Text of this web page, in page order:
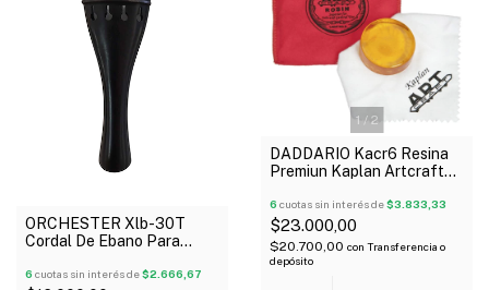
ORCHESTER Xlb-30T
Cordal De Ebano Para
6 cuotas sin interés de$2.666,67
1 / 2
DADDARIO Kacr6 Resina
Premiun Kaplan Artcraft
6 cuotas sin interés de$3.833,33
$23.000,00
$20.700,00 con Transferencia o
depósito